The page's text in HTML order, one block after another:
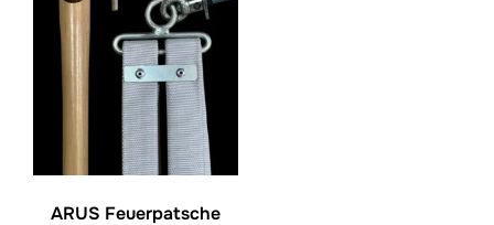
ARUS Feuerpatsche